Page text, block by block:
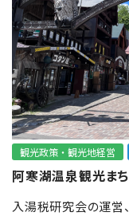
観光政策・観光地経営
阿寒湖温泉観光ま
入湯税研究会の運営